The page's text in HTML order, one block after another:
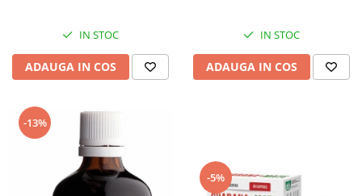
IN STOC
ADAUGA IN COS
IN STOC
ADAUGA IN COS
-13%
-5%